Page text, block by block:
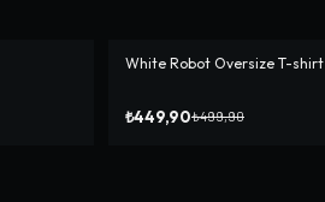
-%10
White Robot Oversize T-shirt
₺449,90₺499,90